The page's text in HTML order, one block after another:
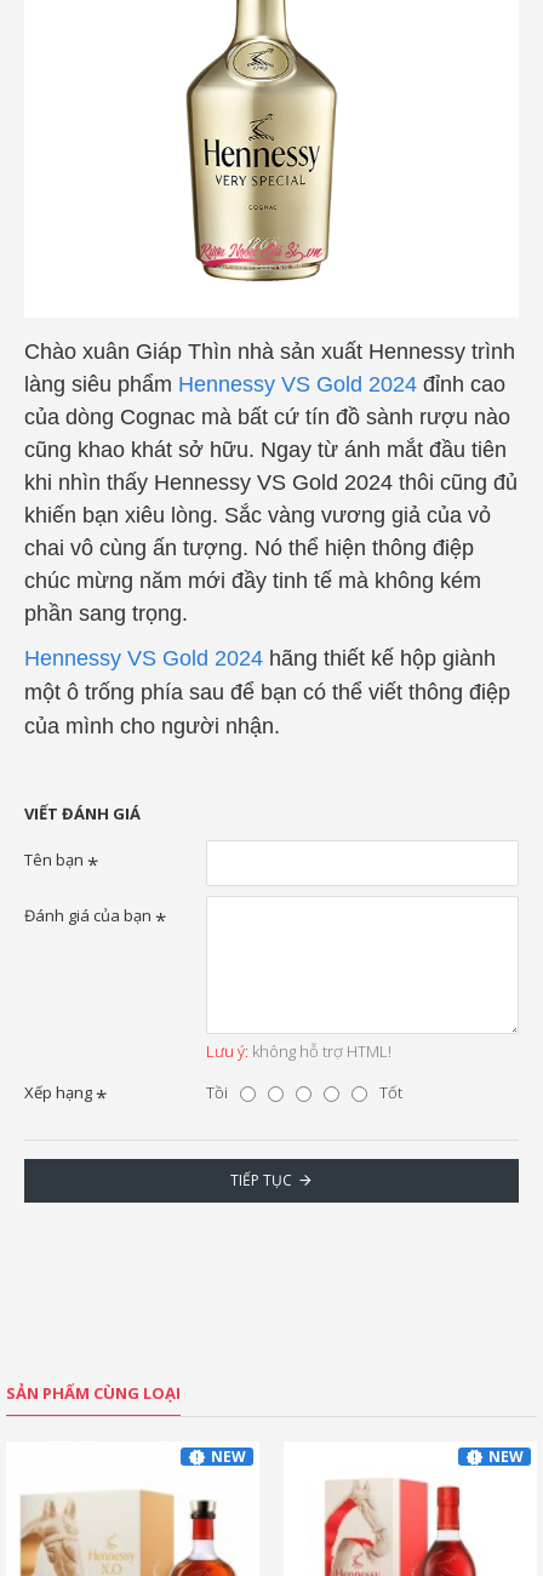
Chào xuân Giáp Thìn nhà sản xuất Hennessy trình
làng siêu phẩm Hennessy VS Gold 2024 đỉnh cao
của dòng Cognac mà bất cứ tín đồ sành rượu nào
cũng khao khát sở hữu. Ngay từ ánh mắt đầu tiên
khi nhìn thấy Hennessy VS Gold 2024 thôi cũng đủ
khiến bạn xiêu lòng. Sắc vàng vương giả của vỏ
chai vô cùng ấn tượng. Nó thể hiện thông điệp
chúc mừng năm mới đầy tinh tế mà không kém
phần sang trọng.
Hennessy VS Gold 2024 hãng thiết kế hộp giành
một ô trống phía sau để bạn có thể viết thông điệp
của mình cho người nhận.
VIẾT ĐÁNH GIÁ
Tên bạn
Đánh giá của bạn
Lưu ý: không hỗ trợ HTML!
Xếp hạng
Tồi Tốt
TIẾP TỤC
SẢN PHẨM CÙNG LOẠI
NEW NEW